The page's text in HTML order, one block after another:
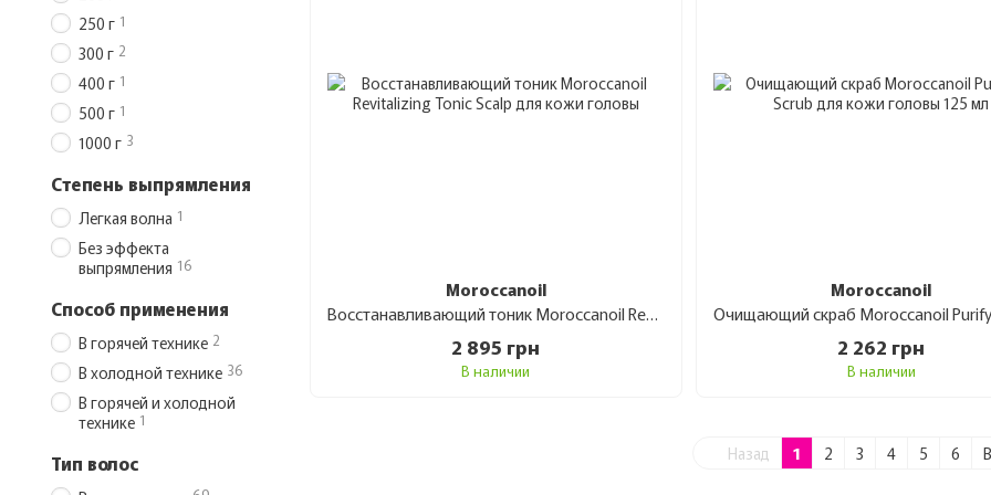
Moroccanoil
Восстанавливающий тоник Moroccanoil Revitalizing Tonic Scalp для кожи головы 100 мл
2 895 грн
В наличии
Moroccanoil
2 262 грн
В наличии
Назад 1 2 3 4 5 6
250 г 1
300 г 2
400 г 1
500 г 1
1000 г 3
Степень выпрямления
Легкая волна 1
Без эффекта
выпрямления 16
Способ применения
В горячей технике 2
В холодной технике 36
В горячей и холодной
технике 1
Тип волос